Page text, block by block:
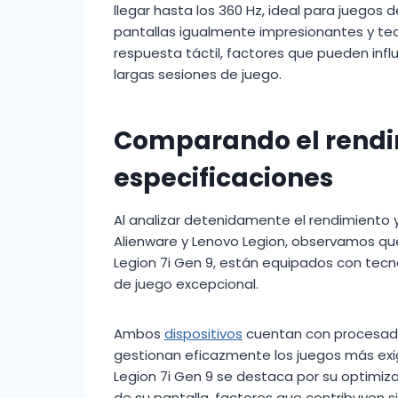
llegar hasta los 360 Hz, ideal para juegos
pantallas igualmente impresionantes y
respuesta táctil, factores que pueden
largas sesiones de juego.
Comparando el
especificaciones
Al analizar detenidamente el
Alienware y Lenovo Legion, observamos
Legion 7i Gen 9, están equipados con
de juego excepcional.
Ambos dispositivos cuentan con
gestionan eficazmente los juegos más
Legion 7i Gen 9 se destaca por su